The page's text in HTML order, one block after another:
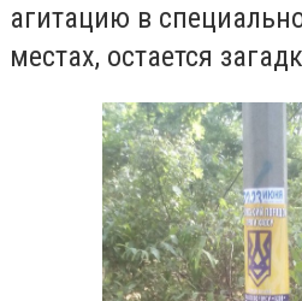
агитацию в
местах, остается